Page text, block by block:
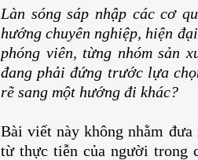
Làn sóng sáp nhập các cơ
hướng chuyên nghiệp, hiện
phóng viên, từng nhóm sản
đang phải đứng trước lựa
rẽ sang một hướng đi khác?
Bài viết này không nhằm
từ thực tiễn của người trong